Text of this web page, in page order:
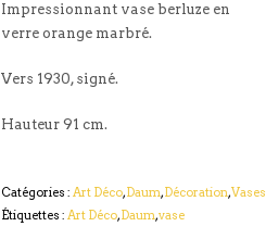
Impressionnant vase berluze en
verre orange marbré.
Vers 1930, signé.
Hauteur 91 cm.
Catégories : Art Déco,Daum,Décoration,Vases
Étiquettes : Art Déco,Daum,vase